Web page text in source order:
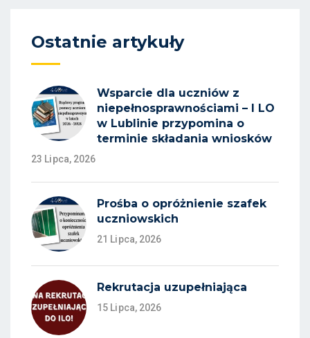
Ostatnie artykuły
Wsparcie dla uczniów z
niepełnosprawnościami – I LO
w Lublinie przypomina o
terminie składania wniosków
23 Lipca, 2026
Prośba o opróżnienie szafek
uczniowskich
21 Lipca, 2026
Rekrutacja uzupełniająca
15 Lipca, 2026